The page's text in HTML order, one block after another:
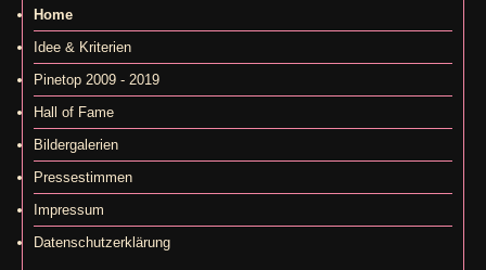
Home
Idee & Kriterien
Pinetop 2009 - 2019
Hall of Fame
Bildergalerien
Pressestimmen
Impressum
Datenschutzerklärung